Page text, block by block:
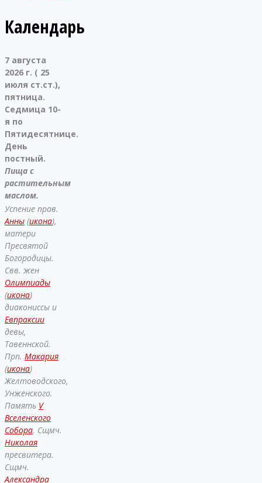
Календарь
7 августа
2026 г. ( 25
июля ст.ст.),
пятница.
Седмица 10-
я по
Пятидесятнице.
День
постный.
Пища с
растительным
маслом.
Успение прав.
Анны (икона),
матери
Пресвятой
Богородицы.
Свв. жен
Олимпиады
(икона)
диакониссы и
Евпраксии
девы,
Тавеннской.
Прп. Макария
(икона)
Желтоводского,
Унженского.
Память V
Вселенского
Собора. Сщмч.
Николая
пресвитера.
Сщмч.
Александра